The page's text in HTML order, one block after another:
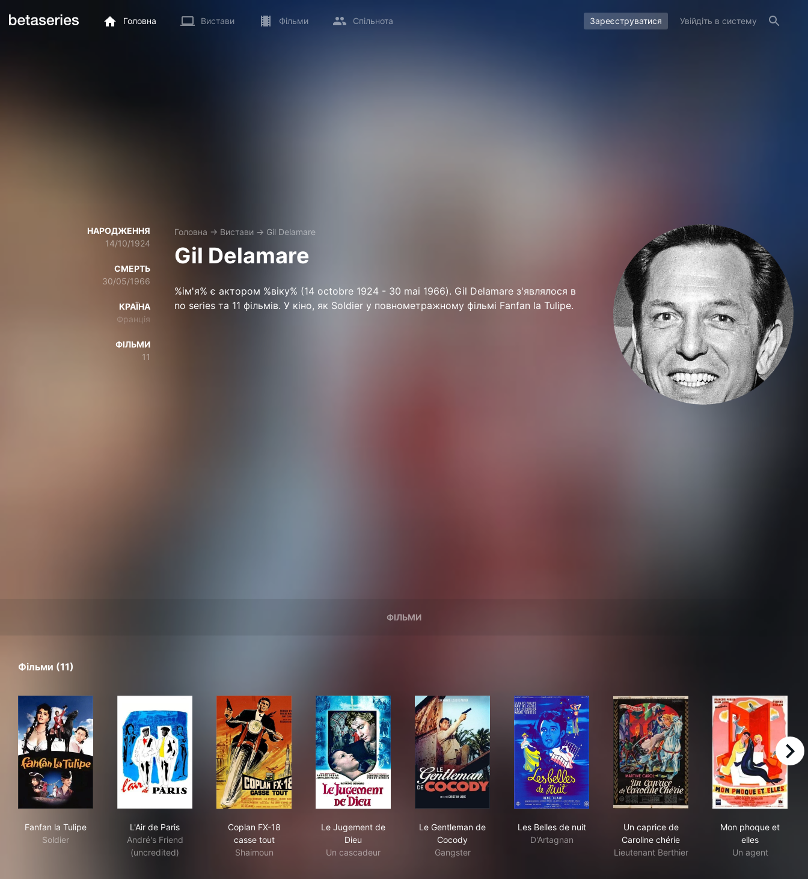
Головна Вистави Фільми Спільнота Зареєструватися Увійдіть в систему
НАРОДЖЕННЯ
14/10/1924
СМЕРТЬ
30/05/1966
КРАЇНА
Франція
ФІЛЬМИ
11
Головна → Вистави → Gil Delamare
Gil Delamare
%ім'я% є актором %віку% (14 octobre 1924 - 30 mai 1966). Gil Delamare з'являлося в
no series та 11 фільмів. У кіно, як Soldier у повнометражному фільмі Fanfan la Tulipe.
ФІЛЬМИ
Фільми (11)
Fanfan la Tulipe
Soldier
L'Air de Paris
André's Friend
(uncredited)
Coplan FX-18
casse tout
Shaimoun
Le Jugement de
Dieu
Un cascadeur
Le Gentleman de
Cocody
Gangster
Les Belles de nuit
D'Artagnan
Un caprice de
Caroline chérie
Lieutenant Berthier
Mon phoque et
elles
Un agent
right